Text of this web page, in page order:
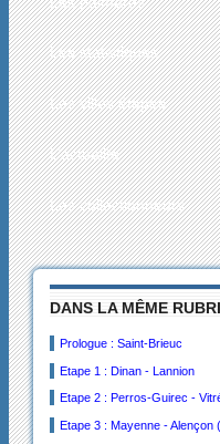
Les statistiques
Les villes étapes
L’actualité
Les collectionneurs
DANS LA MÊME
Prologue : Saint-Brieuc
Etape 1 : Dinan - Lannion
Etape 2 : Perros-Guirec -
Etape 3 : Mayenne - Alençon